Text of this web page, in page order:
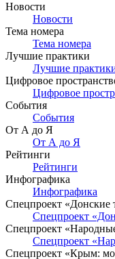
Новости
Новости
Тема номера
Тема номера
Лучшие практики
Лучшие
Цифровое
Цифровое
События
События
От А до Я
От А до Я
Рейтинги
Рейтинги
Инфографика
Инфографика
Спецпроект «Донские
Спецпроект
Спецпроект
Спецпроект
Спецпроект «Крым: